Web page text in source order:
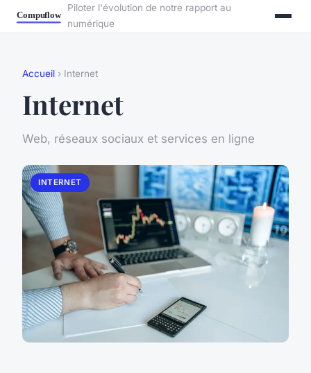
Piloter l'évolution de notre rapport au
numérique
Accueil › Internet
Internet
Web, réseaux sociaux et services en ligne
INTERNET